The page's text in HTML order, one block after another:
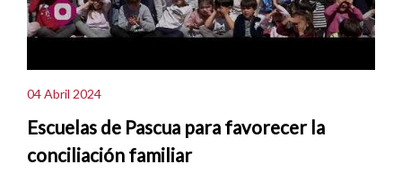
04 Abril 2024
Escuelas de Pascua para favorecer la
conciliación familiar